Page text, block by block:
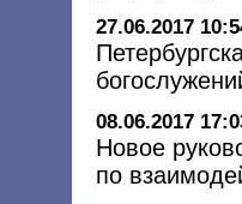
27.06.2017
08.06.2017
Новое
по